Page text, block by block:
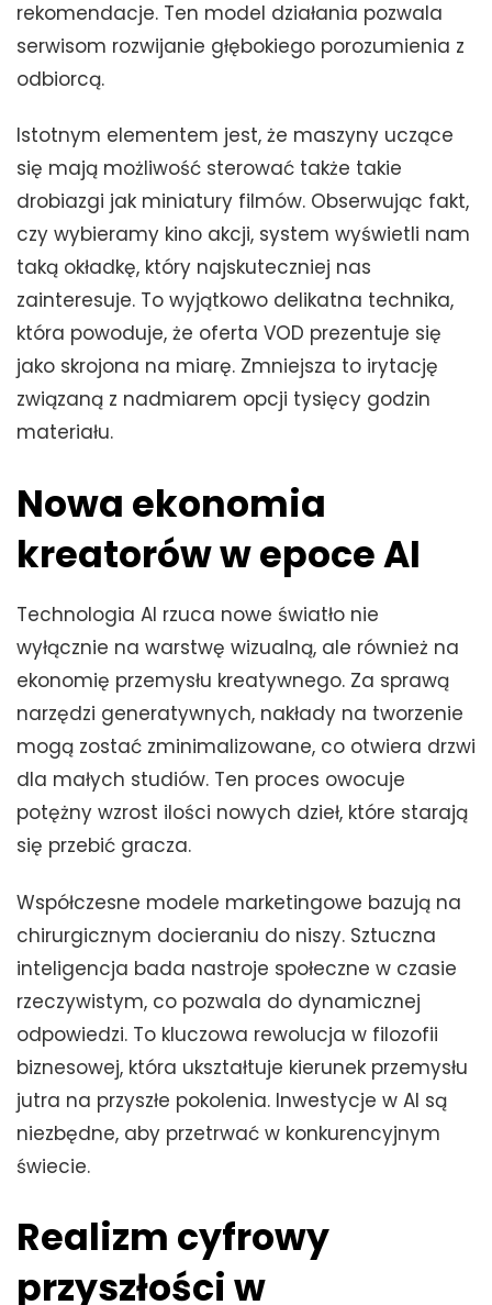
rekomendacje. Ten model działania pozwala
serwisom rozwijanie głębokiego porozumienia z
odbiorcą.
Istotnym elementem jest, że maszyny uczące
się mają możliwość sterować także takie
drobiazgi jak miniatury filmów. Obserwując fakt,
czy wybieramy kino akcji, system wyświetli nam
taką okładkę, który najskuteczniej nas
zainteresuje. To wyjątkowo delikatna technika,
która powoduje, że oferta VOD prezentuje się
jako skrojona na miarę. Zmniejsza to irytację
związaną z nadmiarem opcji tysięcy godzin
materiału.
Nowa ekonomia
kreatorów w epoce AI
Technologia AI rzuca nowe światło nie
wyłącznie na warstwę wizualną, ale również na
ekonomię przemysłu kreatywnego. Za sprawą
narzędzi generatywnych, nakłady na tworzenie
mogą zostać zminimalizowane, co otwiera drzwi
dla małych studiów. Ten proces owocuje
potężny wzrost ilości nowych dzieł, które starają
się przebić gracza.
Współczesne modele marketingowe bazują na
chirurgicznym docieraniu do niszy. Sztuczna
inteligencja bada nastroje społeczne w czasie
rzeczywistym, co pozwala do dynamicznej
odpowiedzi. To kluczowa rewolucja w filozofii
biznesowej, która ukształtuje kierunek przemysłu
jutra na przyszłe pokolenia. Inwestycje w AI są
niezbędne, aby przetrwać w konkurencyjnym
świecie.
Realizm cyfrowy
przyszłości w